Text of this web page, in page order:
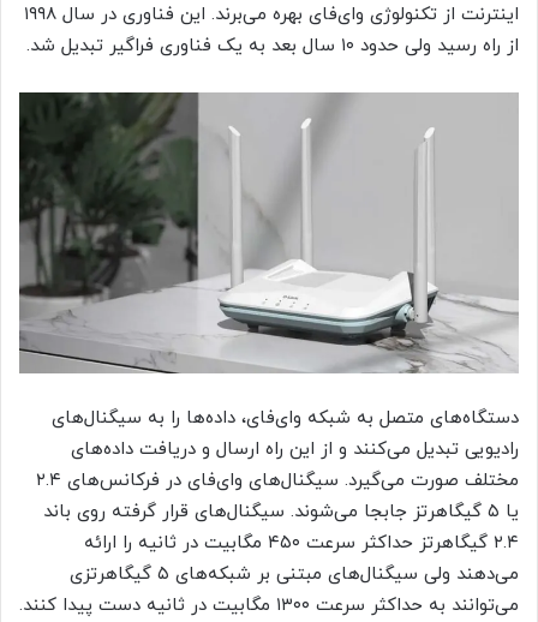
اینترنت از تکنولوژی وای‌فای بهره می‌برند. این فناوری در سال ۱۹۹۸
از راه رسید ولی حدود ۱۰ سال بعد به یک فناوری فراگیر تبدیل شد.
دستگاه‌های متصل به شبکه وای‌فای، داده‌ها را به سیگنال‌های
رادیویی تبدیل می‌کنند و از این راه ارسال و دریافت داده‌های
مختلف صورت می‌گیرد. سیگنال‌های وای‌فای در فرکانس‌های ۲.۴
یا ۵ گیگاهرتز جابجا می‌شوند. سیگنال‌های قرار گرفته روی باند
۲.۴ گیگاهرتز حداکثر سرعت ۴۵۰ مگابیت در ثانیه را ارائه
می‌دهند ولی سیگنال‌های مبتنی بر شبکه‌های ۵ گیگاهرتزی
می‌توانند به حداکثر سرعت ۱۳۰۰ مگابیت در ثانیه دست پیدا کنند.